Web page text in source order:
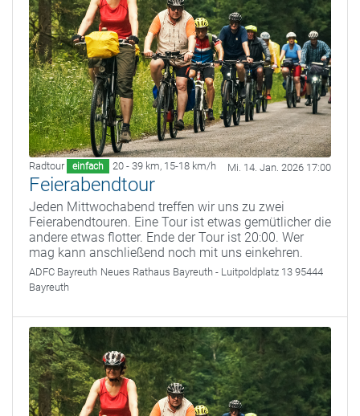
Radtour einfach 20 - 39 km, 15-18 km/h Mi. 14. Jan. 2026 17:00
Feierabendtour
Jeden Mittwochabend treffen wir uns zu zwei
Feierabendtouren. Eine Tour ist etwas gemütlicher die
andere etwas flotter. Ende der Tour ist 20:00. Wer
mag kann anschließend noch mit uns einkehren.
ADFC Bayreuth Neues Rathaus Bayreuth - Luitpoldplatz 13 95444
Bayreuth